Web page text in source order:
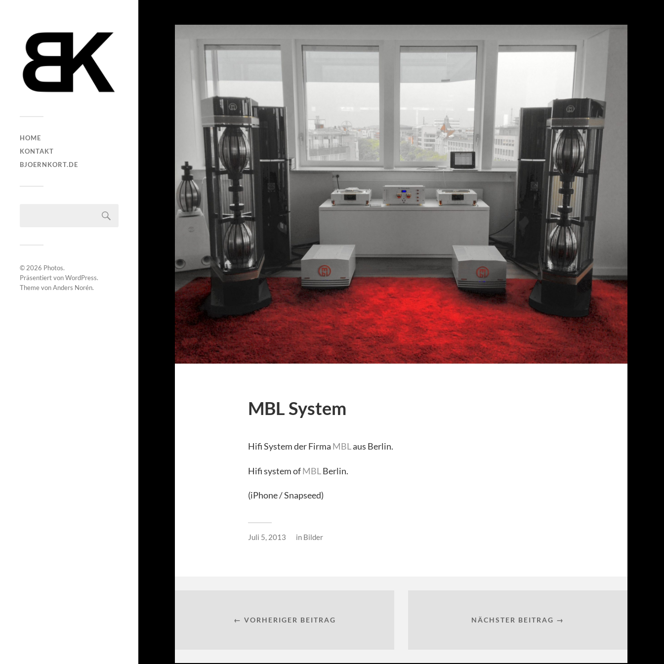
HOME
KONTAKT
BJOERNKORT.DE
© 2026 Photos.
Präsentiert vonWordPress.
Theme vonAnders Norén.
MBL System
Hifi System der Firma MBLaus Berlin.
Hifi system ofMBLBerlin.
(iPhone / Snapseed)
Juli 5, 2013 in Bilder
← VORHERIGER BEITRAG NÄCHSTER BEITRAG →